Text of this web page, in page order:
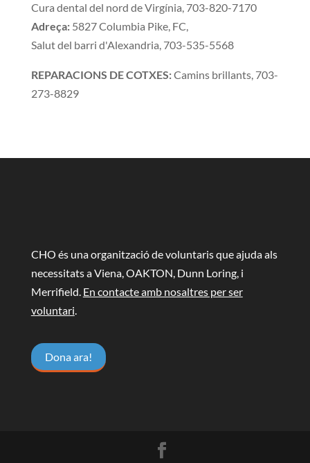
Cura dental del nord de Virgínia, 703-820-7170
Adreça: 5827 Columbia Pike, FC,
Salut del barri d'Alexandria, 703-535-5568
REPARACIONS DE COTXES:Camins brillants, 703-
273-8829
CHO és una organització de voluntaris que ajuda als
necessitats a Viena, OAKTON, Dunn Loring, i
Merrifield. En contacte amb nosaltres per ser
voluntari.
Dona ara!